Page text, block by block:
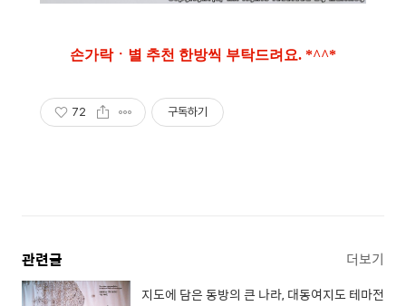
손가락ㆍ별 추천 한방씩 부탁드려요. *^^*
72 구독하기
관련글 더보기
지도에 담은 동방의 큰 나라, 대동여지도 테마전